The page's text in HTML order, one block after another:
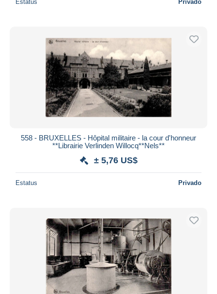
Estatus Privado
558 - BRUXELLES - Hôpital militaire - la cour d'honneur
**Librairie Verlinden Willocq**Nels**
± 5,76 US$
Estatus Privado